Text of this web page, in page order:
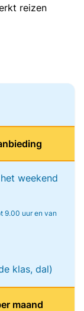
reizen
weekend
9.00 uur en van
klas, dal)
maand